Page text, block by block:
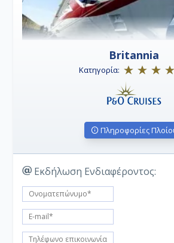
Britannia
Κατηγορία:
Πληροφορίες
Εκδήλωση Ενδιαφέροντος: